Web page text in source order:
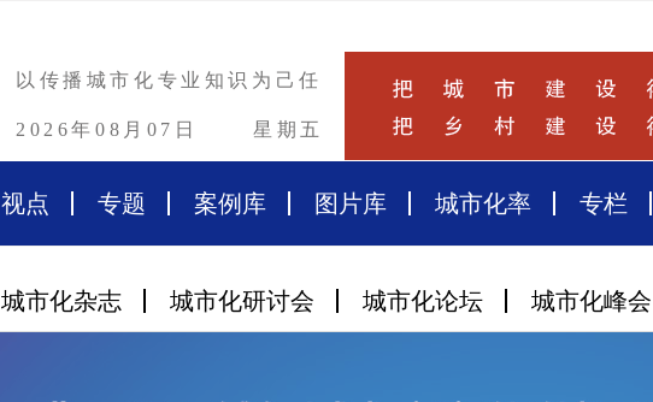
以传播城市化专业知识为己任
2026年08月07日 星期五
视点 专题 案例库 图片库 城市化率 专栏
城市化杂志 城市化研讨会 城市化论坛 城市化峰会